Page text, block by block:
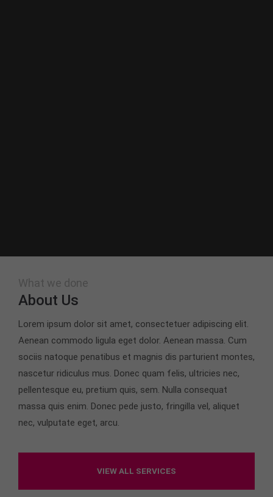
What we done
About Us
Lorem ipsum dolor sit amet, consectetuer adipiscing elit.
Aenean commodo ligula eget dolor. Aenean massa. Cum
sociis natoque penatibus et magnis dis parturient montes,
nascetur ridiculus mus. Donec quam felis, ultricies nec,
pellentesque eu, pretium quis, sem. Nulla consequat
massa quis enim. Donec pede justo, fringilla vel, aliquet
nec, vulputate eget, arcu.
VIEW ALL SERVICES